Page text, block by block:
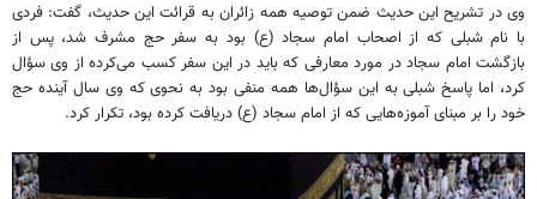
وی در تشریح این حدیث ضمن توصیه همه زائران به قرائت این حدیث، گفت: فردی
با نام شبلی که از اصحاب امام سجاد (ع) بود به سفر حج مشرف شد، پس از
بازگشت امام سجاد در مورد معارفی که باید در این سفر کسب می‌کرده از وی سؤال
کرد، اما پاسخ شبلی به این سؤال‌ها همه منفی بود به نحوی که وی سال آینده حج
خود را بر مبنای آموزه‌هایی که از امام سجاد (ع) دریافت کرده بود، تکرار کرد.